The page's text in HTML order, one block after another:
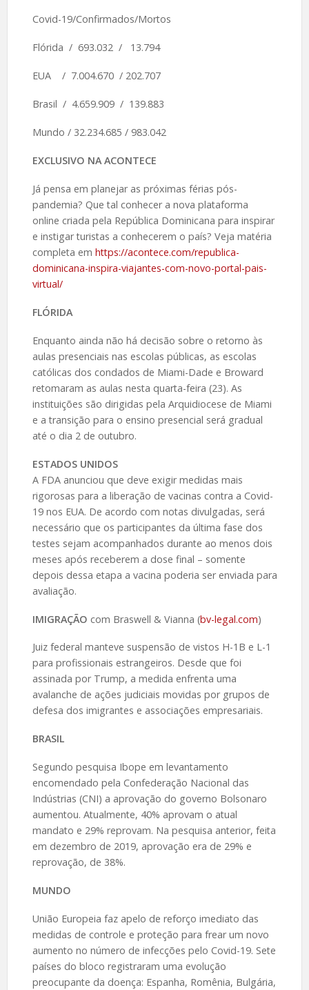
Covid-19/Confirmados/Mortos
Flórida / 693.032 / 13.794
EUA / 7.004.670 / 202.707
Brasil / 4.659.909 / 139.883
Mundo / 32.234.685 / 983.042
EXCLUSIVO NA ACONTECE
Já pensa em planejar as próximas férias pós-
pandemia? Que tal conhecer a nova plataforma
online criada pela República Dominicana para inspirar
e instigar turistas a conhecerem o país? Veja matéria
completa em https://acontece.com/republica-
dominicana-inspira-viajantes-com-novo-portal-pais-
virtual/
FLÓRIDA
Enquanto ainda não há decisão sobre o retorno às
aulas presenciais nas escolas públicas, as escolas
católicas dos condados de Miami-Dade e Broward
retomaram as aulas nesta quarta-feira (23). As
instituições são dirigidas pela Arquidiocese de Miami
e a transição para o ensino presencial será gradual
até o dia 2 de outubro.
ESTADOS UNIDOS
A FDA anunciou que deve exigir medidas mais
rigorosas para a liberação de vacinas contra a Covid-
19 nos EUA. De acordo com notas divulgadas, será
necessário que os participantes da última fase dos
testes sejam acompanhados durante ao menos dois
meses após receberem a dose final – somente
depois dessa etapa a vacina poderia ser enviada para
avaliação.
IMIGRAÇÃO com Braswell & Vianna (bv-legal.com)
Juiz federal manteve suspensão de vistos H-1B e L-1
para profissionais estrangeiros. Desde que foi
assinada por Trump, a medida enfrenta uma
avalanche de ações judiciais movidas por grupos de
defesa dos imigrantes e associações empresariais.
BRASIL
Segundo pesquisa Ibope em levantamento
encomendado pela Confederação Nacional das
Indústrias (CNI) a aprovação do governo Bolsonaro
aumentou. Atualmente, 40% aprovam o atual
mandato e 29% reprovam. Na pesquisa anterior, feita
em dezembro de 2019, aprovação era de 29% e
reprovação, de 38%.
MUNDO
União Europeia faz apelo de reforço imediato das
medidas de controle e proteção para frear um novo
aumento no número de infecções pelo Covid-19. Sete
países do bloco registraram uma evolução
preocupante da doença: Espanha, Romênia, Bulgária,